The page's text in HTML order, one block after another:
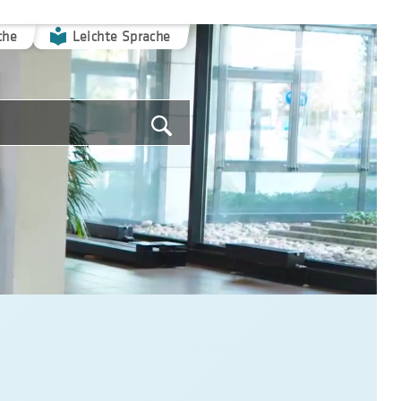
Leichte Sprache
Suche
starten